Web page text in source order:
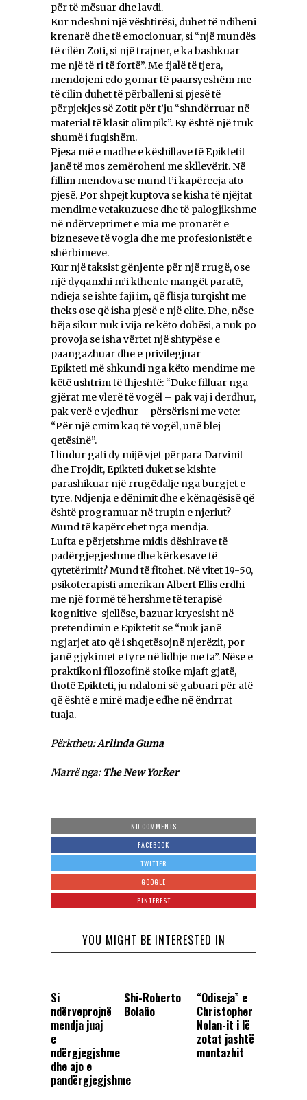
për të mësuar dhe lavdi.
Kur ndeshni një vështirësi, duhet të ndiheni
krenarë dhe të emocionuar, si “një mundës
të cilën Zoti, si një trajner, e ka bashkuar
me një të ri të fortë”. Me fjalë të tjera,
mendojeni çdo gomar të paarsyeshëm me
të cilin duhet të përballeni si pjesë të
përpjekjes së Zotit për t’ju “shndërruar në
material të klasit olimpik”. Ky është një truk
shumë i fuqishëm.
Pjesa më e madhe e këshillave të Epiktetit
janë të mos zemëroheni me skllevërit. Në
fillim mendova se mund t’i kapërceja ato
pjesë. Por shpejt kuptova se kisha të njëjtat
mendime vetakuzuese dhe të palogjikshme
në ndërveprimet e mia me pronarët e
bizneseve të vogla dhe me profesionistët e
shërbimeve.
Kur një taksist gënjente për një rrugë, ose
një dyqanxhi m’i kthente mangët paratë,
ndieja se ishte faji im, që flisja turqisht me
theks ose që isha pjesë e një elite. Dhe, nëse
bëja sikur nuk i vija re këto dobësi, a nuk po
provoja se isha vërtet një shtypëse e
paangazhuar dhe e privilegjuar
Epikteti më shkundi nga këto mendime me
këtë ushtrim të thjeshtë: “Duke filluar nga
gjërat me vlerë të vogël – pak vaj i derdhur,
pak verë e vjedhur – përsërisni me vete:
“Për një çmim kaq të vogël, unë blej
qetësinë”.
I lindur gati dy mijë vjet përpara Darvinit
dhe Frojdit, Epikteti duket se kishte
parashikuar një rrugëdalje nga burgjet e
tyre. Ndjenja e dënimit dhe e kënaqësisë që
është programuar në trupin e njeriut?
Mund të kapërcehet nga mendja.
Lufta e përjetshme midis dëshirave të
padërgjegjeshme dhe kërkesave të
qytetërimit? Mund të fitohet. Në vitet 19-50,
psikoterapisti amerikan Albert Ellis erdhi
me një formë të hershme të terapisë
kognitive-sjellëse, bazuar kryesisht në
pretendimin e Epiktetit se “nuk janë
ngjarjet ato që i shqetësojnë njerëzit, por
janë gjykimet e tyre në lidhje me ta”. Nëse e
praktikoni filozofinë stoike mjaft gjatë,
thotë Epikteti, ju ndaloni së gabuari për atë
që është e mirë madje edhe në ëndrrat
tuaja.
Përktheu:Arlinda Guma
Marrë nga: The New Yorker
NO COMMENTS
FACEBOOK
TWITTER
GOOGLE
PINTEREST
YOU MIGHT BE INTERESTED IN
Si
ndërveprojnë
mendja juaj
e
ndërgjegjshme
dhe ajo e
pandërgjegjshme
Shi-Roberto
Bolaño
“Odiseja” e
Christopher
Nolan-it i lë
zotat jashtë
montazhit